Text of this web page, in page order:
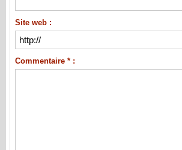
Site web :
Commentaire * :